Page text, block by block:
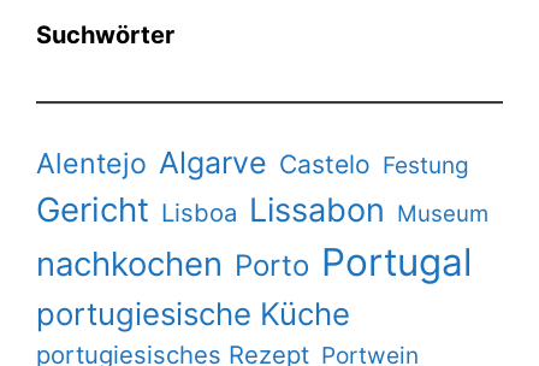
Suchwörter
Alentejo Algarve Castelo Festung
Gericht Lisboa Lissabon Museum
nachkochen Porto Portugal
portugiesische Küche
portugiesisches Rezept Portwein